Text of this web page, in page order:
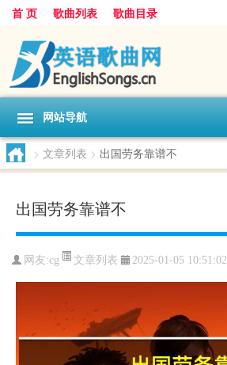
首 页 歌曲列表 歌曲目录
网站导航
> 文章列表 > 出国劳务靠谱不
出国劳务靠谱不
网友:cg 文章列表 2025-01-05 10:51:02